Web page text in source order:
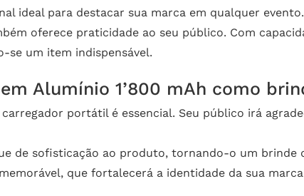
ideal para destacar sua marca em qualquer
oferece praticidade ao seu público. Com
se um item indispensável.
Alumínio 1’800 mAh como
portátil é essencial. Seu público irá
de sofisticação ao produto, tornando-o um brinde
que fortalecerá a identidade da sua